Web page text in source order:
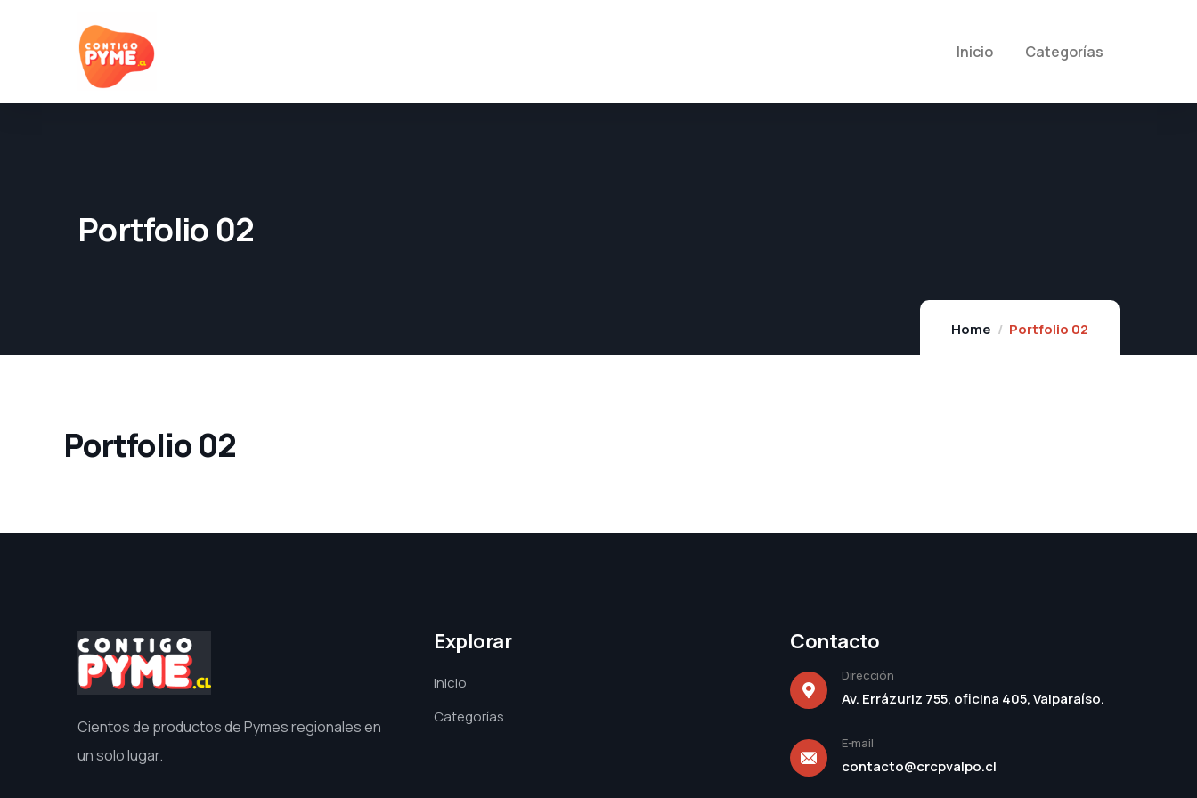
Inicio Categorías
Portfolio 02
Home Portfolio 02
Portfolio 02
Cientos de productos de Pymes regionales en
un solo lugar.
Explorar
Inicio
Categorías
Contacto
Dirección
Av. Errázuriz 755, oficina 405, Valparaíso.
E-mail
contacto@crcpvalpo.cl